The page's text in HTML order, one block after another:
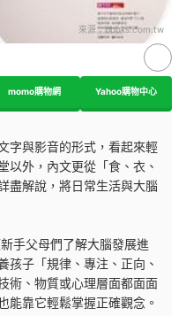
來源：books.com.tw
momo購物網 Yahoo購物中心
字與影音的形式，看起來輕
以外，內文更從「食、衣、
盡解說，將日常生活與大腦
手父母們了解大腦發展進
孩子「規律、專注、正向、
術、物質或心理層面都面面
能靠它輕鬆掌握正確觀念。